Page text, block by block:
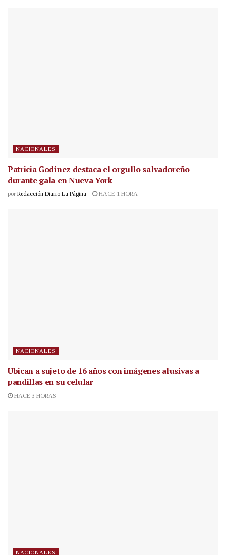
NACIONALES
Patricia Godínez destaca el orgullo salvadoreño
durante gala en Nueva York
por Redacción Diario La Página HACE 1 HORA
NACIONALES
Ubican a sujeto de 16 años con imágenes alusivas a
pandillas en su celular
HACE 3 HORAS
NACIONALES